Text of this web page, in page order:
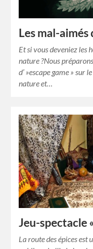
Les mal-aimés
Et si vous deveniez les
nature ?Nous
d’ »escape game » sur
nature et…
Jeu-spectacle
La route des épices